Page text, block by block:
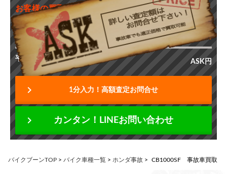
お客様の買取査定額
最高価格 ASK 円
平均価格 ASK円
chevron_right 1分入力！高額査定お問合せ
chevron_right カンタン！LINEお問い合わせ
バイクブーンTOP > バイク車種一覧 > ホンダ事故 > CB1000SF 事故車買取